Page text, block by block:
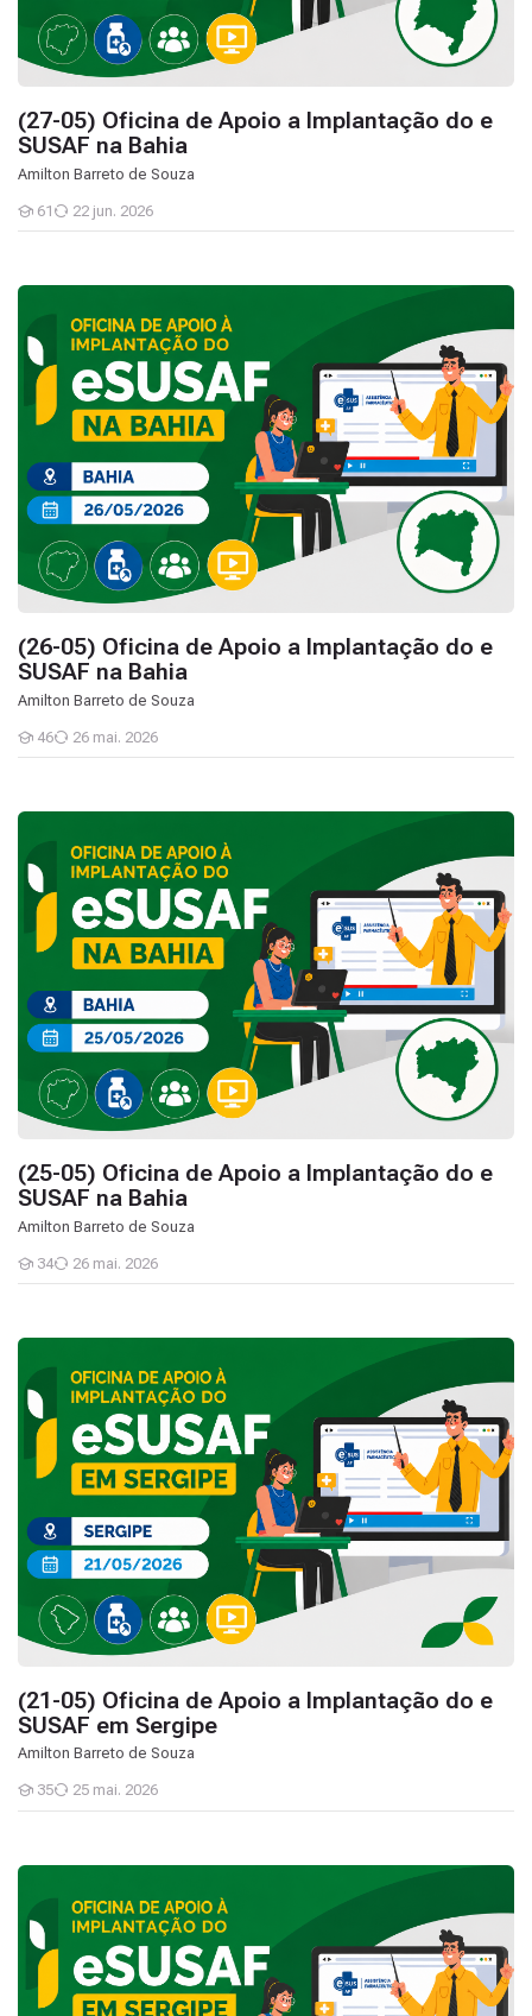
(27-05) Oficina de Apoio a Implantação do e
SUSAF na Bahia
Amilton Barreto de Souza
61
Estudantes
22 jun. 2026
(26-05) Oficina de Apoio a Implantação do e
SUSAF na Bahia
Amilton Barreto de Souza
46
Estudantes
26 mai. 2026
(26-05) Oficina de Apoio a Implantação do e SUSAF na Bahia
(25-05) Oficina de Apoio a Implantação do e
SUSAF na Bahia
Amilton Barreto de Souza
34
Estudantes
26 mai. 2026
(25-05) Oficina de Apoio a Implantação do e SUSAF na Bahia
(21-05) Oficina de Apoio a Implantação do e
SUSAF em Sergipe
Amilton Barreto de Souza
35
Estudantes
25 mai. 2026
(21-05) Oficina de Apoio a Implantação do e SUSAF em Sergipe
(20-05) Oficina de Apoio a Implantação do e SUSAF em Sergipe